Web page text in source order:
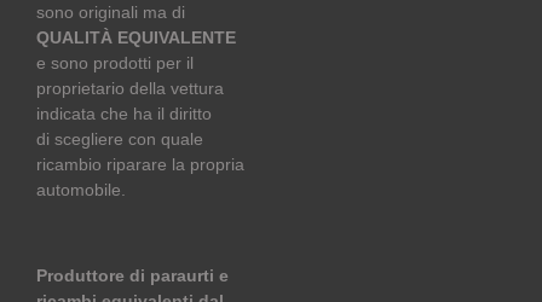
sono originali ma di
QUALITÀ EQUIVALENTE
e sono prodotti per il
proprietario della vettura
indicata che ha il diritto
di scegliere con quale
ricambio riparare la propria
automobile.
Produttore di paraurti e